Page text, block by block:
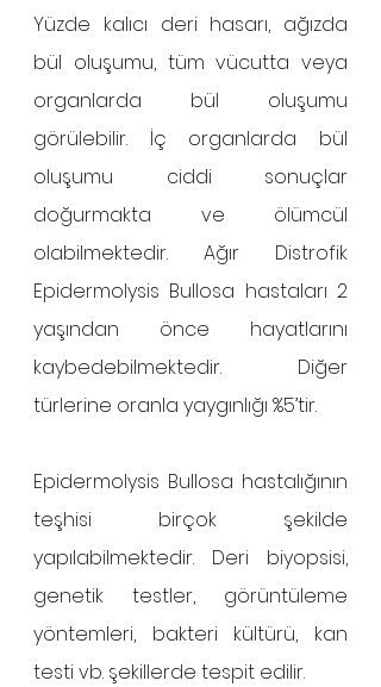
Yüzde kalıcı deri hasarı, ağızda
bül oluşumu, tüm vücutta veya
organlarda bül oluşumu
görülebilir. İç organlarda bül
oluşumu ciddi sonuçlar
doğurmakta ve ölümcül
olabilmektedir. Ağır Distrofik
Epidermolysis Bullosa hastaları 2
yaşından önce hayatlarını
kaybedebilmektedir. Diğer
türlerine oranla yaygınlığı %5’tir.
Epidermolysis Bullosa hastalığının
teşhisi birçok şekilde
yapılabilmektedir. Deri biyopsisi,
genetik testler, görüntüleme
yöntemleri, bakteri kültürü, kan
testi vb. şekillerde tespit edilir.